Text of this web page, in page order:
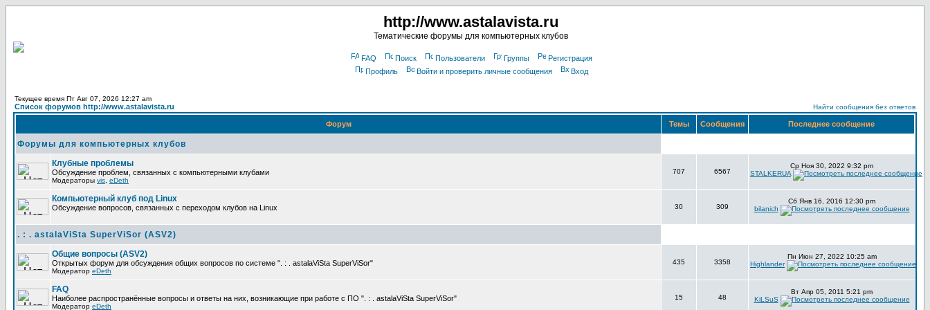
http://www.astalavista.ru
Тематические форумы для компьютерных клубов
FAQ Поиск Пользователи Группы
Регистрация
Профиль
Войти и проверить личные сообщения Вход
Текущее время Пт Авг 07, 2026 12:27 am
Список форумов http://www.astalavista.ru Найти сообщения без ответов
Форум Темы Сообщения Последнее сообщение
Форумы для компьютерных клубов
Клубные проблемы
Обсуждение проблем, связанных с компьютерными клубами
Модераторы vis eDeth
707 6567
Ср Ноя 30, 2022 9:32 pm
STALKERUA
Компьютерный клуб под Linux
Обсуждение вопросов, связанных с переходом клубов на Linux 30 309
Сб Янв 16, 2016 12:30 pm
bilanich
. : . astalaViSta SuperViSor (ASV2)
Общие вопросы (ASV2)
Открытых форум для обсуждения общих вопросов по системе ". : . astalaViSta SuperViSor"
Модератор eDeth
435 3358
Пн Июн 27, 2022 10:25 am
Highlander
FAQ
Наиболее распространённые вопросы и ответы на них, возникающие при работе с ПО ". : . astalaViSta SuperViSor"
Модератор eDeth
15 48
Вт Апр 05, 2011 5:21 pm
KiLSuS